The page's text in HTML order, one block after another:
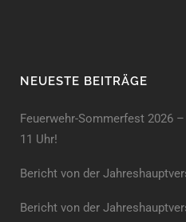
NEUESTE BEITRÄGE
Feuerwehr-Sommerfest 2026
11 Uhr!
Bericht von der
Bericht von der